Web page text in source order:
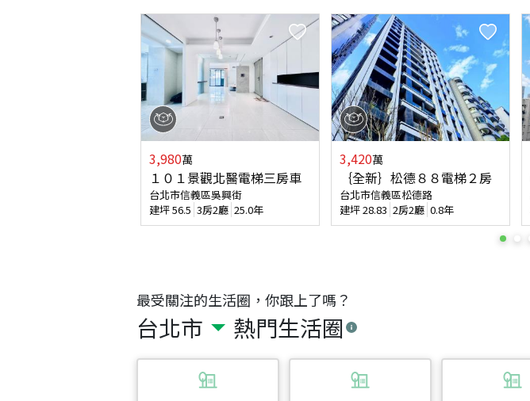
最受關注的生活圈，你跟上了嗎？
台北市 熱門生活圈
3,980萬
１０１景觀北醫電梯三房車
台北市信義區吳興街
建坪56.5 3房2廳 25.0年
3,420萬
｛全新｝松德８８電梯２房
台北市信義區松德路
建坪28.83 2房2廳 0.8年